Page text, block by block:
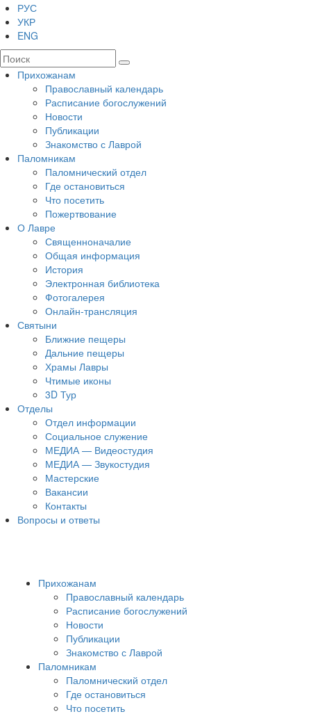
РУС
УКР
ENG
Прихожанам
Православный календарь
Расписание богослужений
Новости
Публикации
Знакомство с Лаврой
Паломникам
Паломнический отдел
Где остановиться
Что посетить
Пожертвование
О Лавре
Священноначалие
Общая информация
История
Электронная библиотека
Фотогалерея
Онлайн-трансляция
Святыни
Ближние пещеры
Дальние пещеры
Храмы Лавры
Чтимые иконы
3D Тур
Отделы
Отдел информации
Социальное служение
МЕДИА — Видеостудия
МЕДИА — Звукостудия
Мастерские
Вакансии
Контакты
Вопросы и ответы
Прихожанам
Православный календарь
Расписание богослужений
Новости
Публикации
Знакомство с Лаврой
Паломникам
Паломнический отдел
Где остановиться
Что посетить